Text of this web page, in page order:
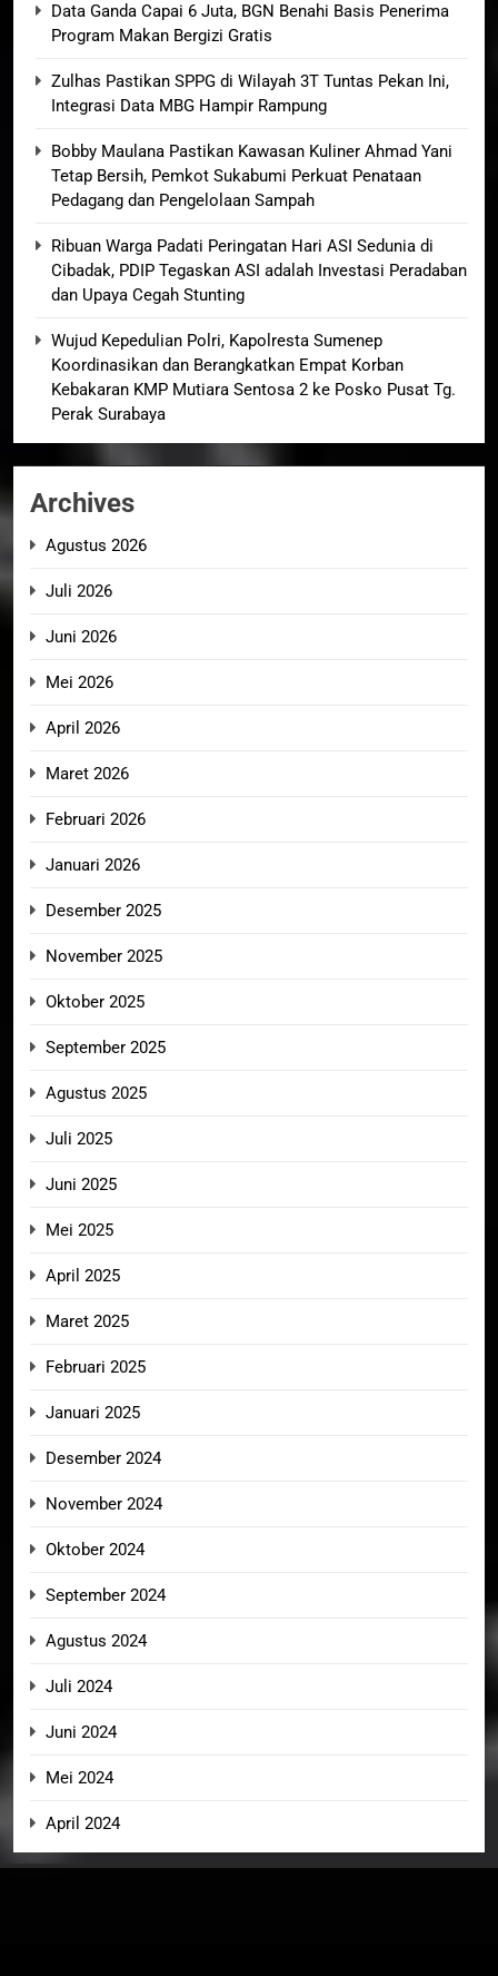
Data Ganda Capai 6 Juta, BGN Benahi Basis Penerima
Program Makan Bergizi Gratis
Zulhas Pastikan SPPG di Wilayah 3T Tuntas Pekan Ini,
Integrasi Data MBG Hampir Rampung
Bobby Maulana Pastikan Kawasan Kuliner Ahmad Yani
Tetap Bersih, Pemkot Sukabumi Perkuat Penataan
Pedagang dan Pengelolaan Sampah
Ribuan Warga Padati Peringatan Hari ASI Sedunia di
Cibadak, PDIP Tegaskan ASI adalah Investasi Peradaban
dan Upaya Cegah Stunting
Wujud Kepedulian Polri, Kapolresta Sumenep
Koordinasikan dan Berangkatkan Empat Korban
Kebakaran KMP Mutiara Sentosa 2 ke Posko Pusat Tg.
Perak Surabaya
Archives
Agustus 2026
Juli 2026
Juni 2026
Mei 2026
April 2026
Maret 2026
Februari 2026
Januari 2026
Desember 2025
November 2025
Oktober 2025
September 2025
Agustus 2025
Juli 2025
Juni 2025
Mei 2025
April 2025
Maret 2025
Februari 2025
Januari 2025
Desember 2024
November 2024
Oktober 2024
September 2024
Agustus 2024
Juli 2024
Juni 2024
Mei 2024
April 2024